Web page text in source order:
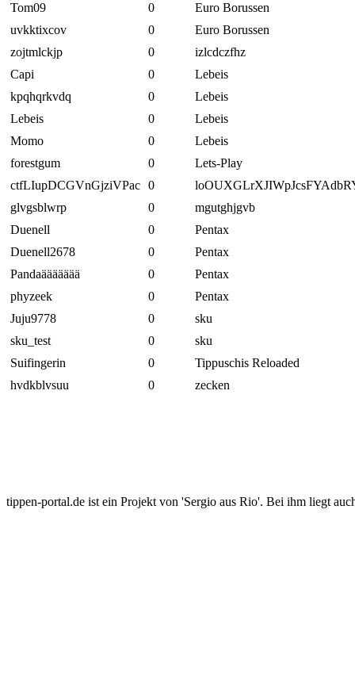
Tom09
0
Euro Borussen
uvkktixcov
0
Euro Borussen
zojtmlckjp
0
izlcdczfhz
Capi
0
Lebeis
kpqhqrkvdq
0
Lebeis
Lebeis
0
Lebeis
Momo
0
Lebeis
forestgum
0
Lets-Play
ctfLIupDCGVnGjziVPac 0
glvgsblwrp
0
mgutghjgvb
Duenell
0
Pentax
Duenell2678
0
Pentax
Pandaäääääää
0
Pentax
phyzeek
0
Pentax
Juju9778
0
sku
sku_test
0
sku
Suifingerin
0
Tippuschis Reloaded
hvdkblvsuu
0 zecken
tippen-portal.de ist ein Projekt von 'Sergio aus Rio'. Bei ihm liegt